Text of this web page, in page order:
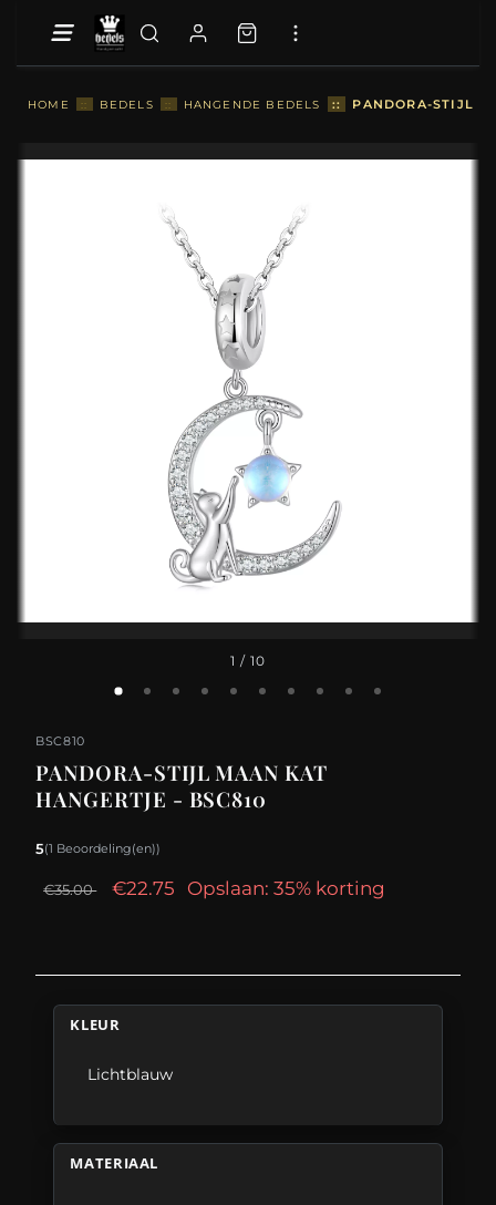
HOME :: BEDELS :: HANGENDE BEDELS :: PANDORA-STIJL
1 / 10
BSC810
PANDORA-STIJL MAAN KAT
HANGERTJE - BSC810
5(1 Beoordeling(en))
€35.00 €22.75 Opslaan: 35% korting
KLEUR
Lichtblauw
MATERIAAL